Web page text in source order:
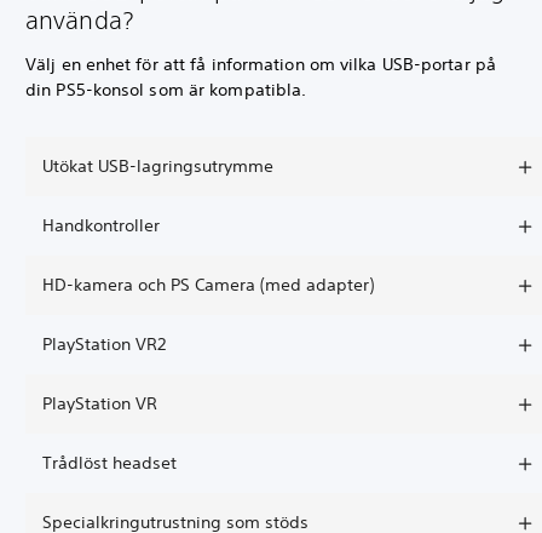
använda?
Välj en enhet för att få information om vilka USB-portar på
din PS5-konsol som är kompatibla.
Utökat USB-lagringsutrymme
Handkontroller
HD-kamera och PS Camera (med adapter)
PlayStation VR2
PlayStation VR
Trådlöst headset
Specialkringutrustning som stöds